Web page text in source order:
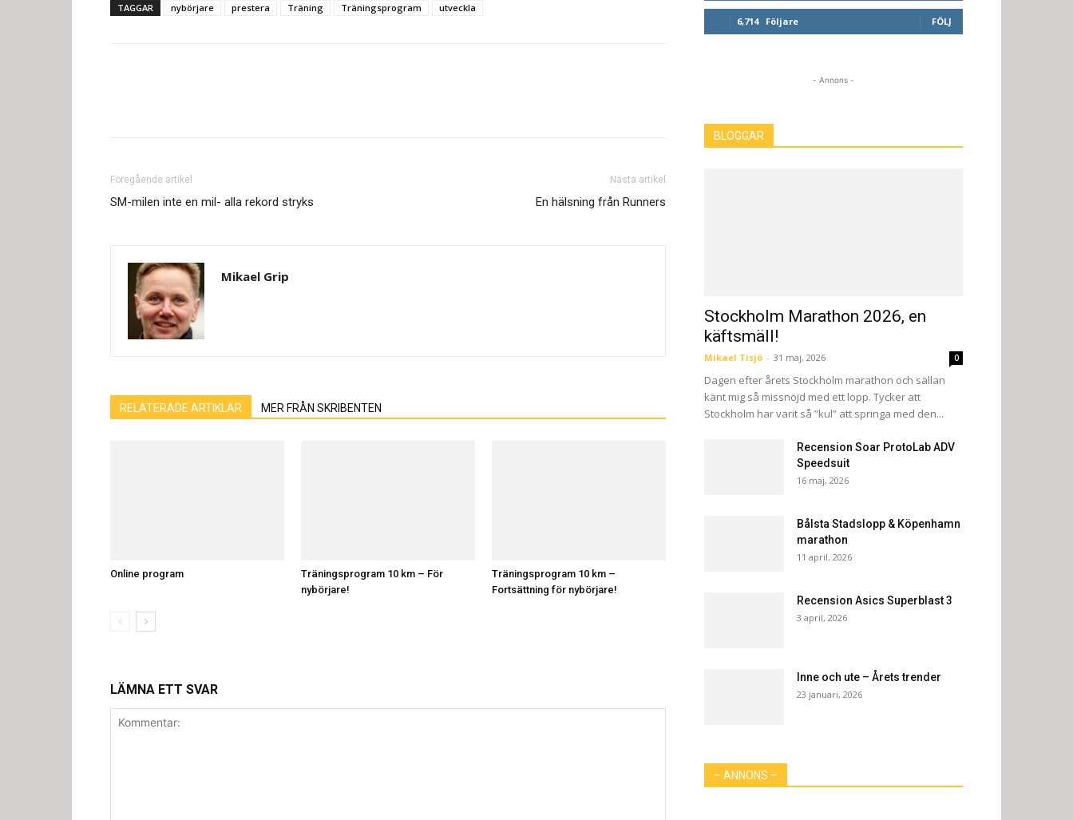
TAGGAR nybörjare prestera Träning Träningsprogram utveckla
Föregående artikel
SM-milen inte en mil- alla rekord stryks
Nästa artikel
En hälsning från Runners
Mikael Grip
RELATERADE ARTIKLAR MER FRÅN SKRIBENTEN
Online program
Träningsprogram 10 km – För
nybörjare!
Träningsprogram 10 km –
Fortsättning för nybörjare!
LÄMNA ETT SVAR
6,714 Följare FÖLJ
- Annons -
BLOGGAR
Stockholm Marathon 2026, en
käftsmäll!
Mikael Tisjö - 31 maj, 2026 0
Dagen efter årets Stockholm marathon och sällan
känt mig så missnöjd med ett lopp. Tycker att
Stockholm har varit så ”kul” att springa med den...
Recension Soar ProtoLab ADV
Speedsuit
16 maj, 2026
Bålsta Stadslopp & Köpenhamn
marathon
11 april, 2026
Recension Asics Superblast 3
3 april, 2026
Inne och ute – Årets trender
23 januari, 2026
– ANNONS –